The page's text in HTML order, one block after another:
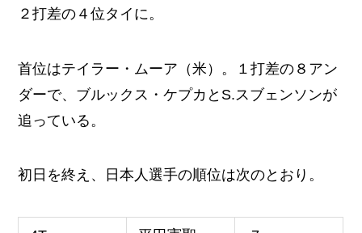
２打差の４位タイに。
首位はテイラー・ムーア（米）。１打差の８アン
ダーで、ブルックス・ケプカとS.スブェンソンが
追っている。
初日を終え、日本人選手の順位は次のとおり。